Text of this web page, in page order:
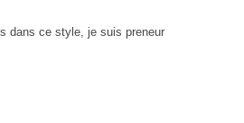
dans ce style, je suis preneur